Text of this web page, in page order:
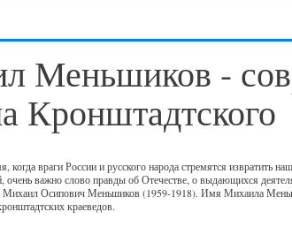
Меньшиков -
Кронштадтского
когда враги России и русского народа стремятся извратить
очень важно слово правды об Отечестве, о выдающихся
Осипович Меньшиков (1959-1918). Имя Михаила
краеведов.